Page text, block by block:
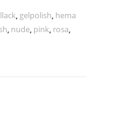
, gelpolish, hema
, nude, pink, rosa,